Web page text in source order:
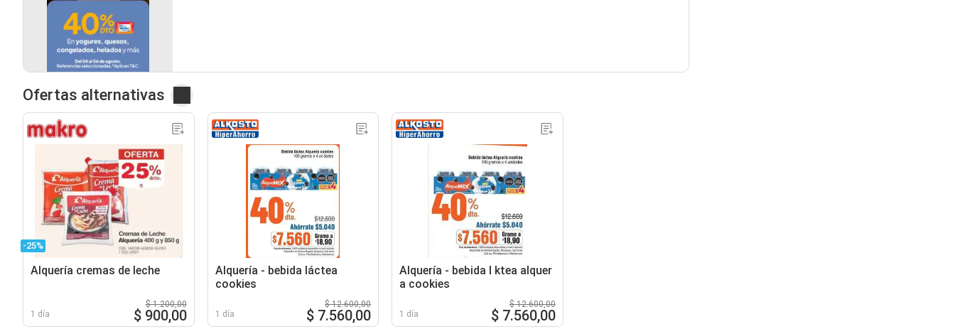
Ofertas alternativas
-25%
Alquería cremas de leche
1 día
$ 1.200,00
$ 900,00
Alquería - bebida láctea
cookies
1 día
$ 12.600,00
$ 7.560,00
Alquería - bebida l ktea alquer
a cookies
1 día
$ 12.600,00
$ 7.560,00